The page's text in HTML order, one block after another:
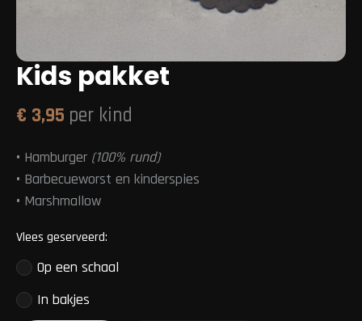
Kids pakket
€ 3,95 per kind
• Hamburger (100% rund)
• Barbecueworst en kinderspies
• Marshmallow
Vlees geserveerd:
Op een schaal
In bakjes